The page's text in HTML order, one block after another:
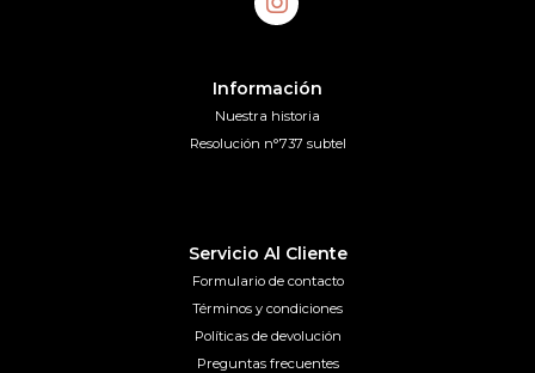
Información
Nuestra historia
Resolución n°737 subtel
Servicio Al Cliente
Formulario de contacto
Términos y condiciones
Políticas de devolución
Preguntas frecuentes